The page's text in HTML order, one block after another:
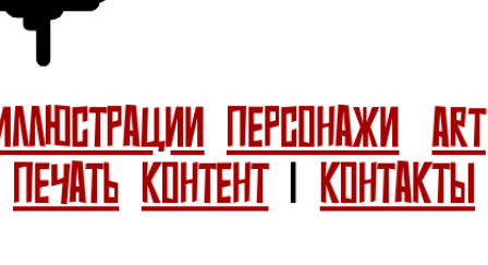
ПЕРСОНАЖИ
ART
ПЕЧАТЬ КОНТЕНТ| КОНТАКТЫ